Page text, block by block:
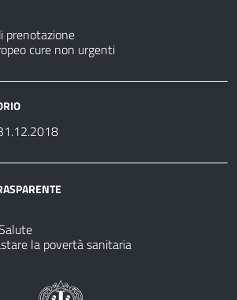
prenotazione
cure non urgenti
la povertà sanitaria